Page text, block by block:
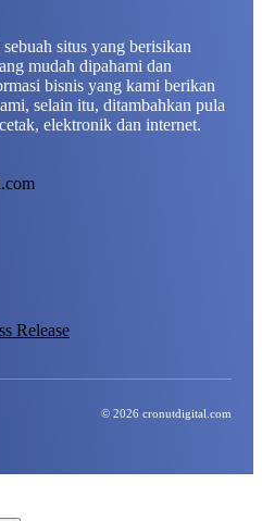
sebuah situs yang berisikan
mudah dipahami dan
bisnis yang kami berikan
selain itu, ditambahkan pula
elektronik dan internet.
Release
© 2026 cronutdigital.com